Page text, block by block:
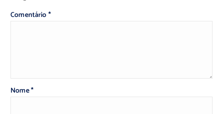
Comentário*
Nome*